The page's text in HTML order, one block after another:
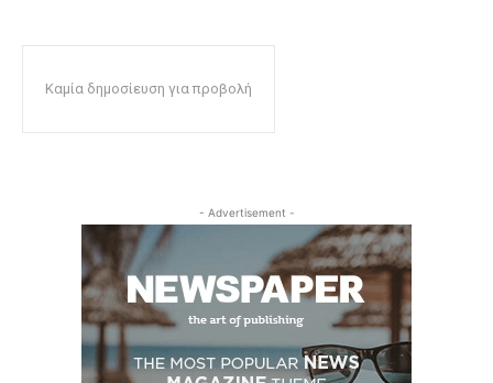
Καμία δημοσίευση για προβολή
- Advertisement -